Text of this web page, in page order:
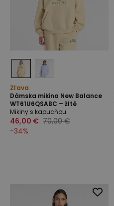
Zľava
Dámska mikina New Balance
WT61U6QSABC – žlté
Mikiny s kapucňou
46,00 € 70,00 €
-34%